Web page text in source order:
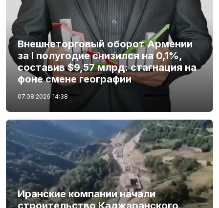
Внешнеторговый оборот Армении
за I полугодие снизился на 0,1%,
составив $9,57 млрд: стагнация на
фоне смене географии
07.08.2026 14:38
Иранские компании начали
строительство Каджаранского